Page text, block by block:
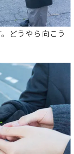
どうやら向こう